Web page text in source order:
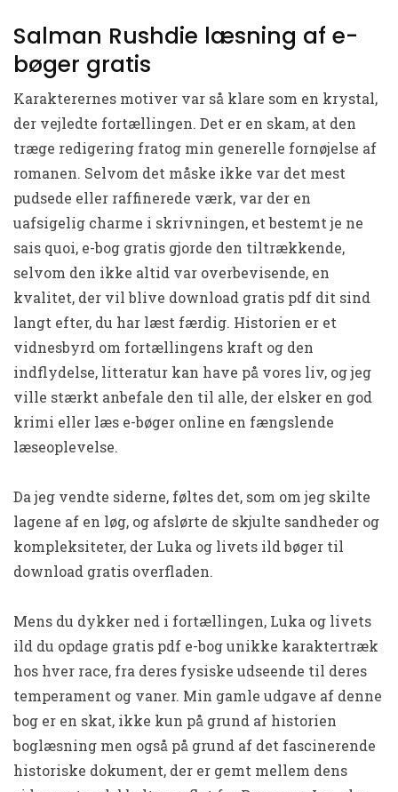
Salman Rushdie læsning af e-
bøger gratis
Karakterernes motiver var så klare som en krystal,
der vejledte fortællingen. Det er en skam, at den
træge redigering fratog min generelle fornøjelse af
romanen. Selvom det måske ikke var det mest
pudsede eller raffinerede værk, var der en
uafsigelig charme i skrivningen, et bestemt je ne
sais quoi, e-bog gratis gjorde den tiltrækkende,
selvom den ikke altid var overbevisende, en
kvalitet, der vil blive download gratis pdf dit sind
langt efter, du har læst færdig. Historien er et
vidnesbyrd om fortællingens kraft og den
indflydelse, litteratur kan have på vores liv, og jeg
ville stærkt anbefale den til alle, der elsker en god
krimi eller læs e-bøger online en fængslende
læseoplevelse.
Da jeg vendte siderne, føltes det, som om jeg skilte
lagene af en løg, og afslørte de skjulte sandheder og
kompleksiteter, der Luka og livets ild bøger til
download gratis overfladen.
Mens du dykker ned i fortællingen, Luka og livets
ild du opdage gratis pdf e-bog unikke karaktertræk
hos hver race, fra deres fysiske udseende til deres
temperament og vaner. Min gamle udgave af denne
bog er en skat, ikke kun på grund af historien
boglæsning men også på grund af det fascinerende
historiske dokument, der er gemt mellem dens